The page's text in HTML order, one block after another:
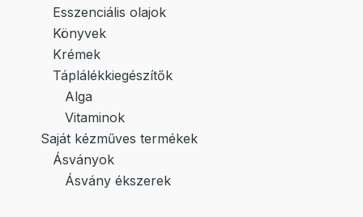
Esszenciális olajok
Könyvek
Krémek
Táplálékkiegészítők
Alga
Vitaminok
Saját kézműves termékek
Ásványok
Ásvány ékszerek